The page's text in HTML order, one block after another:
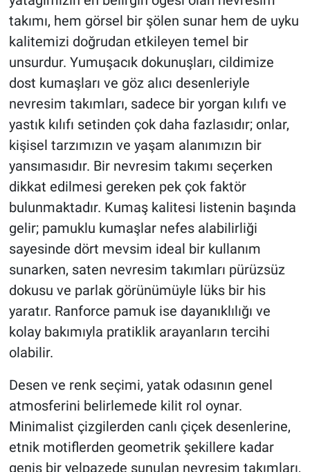
takımı, hem görsel bir şölen sunar hem de uyku
kalitemizi doğrudan etkileyen temel bir
unsurdur. Yumuşacık dokunuşları, cildimize
dost kumaşları ve göz alıcı desenleriyle
nevresim takımları, sadece bir yorgan kılıfı ve
yastık kılıfı setinden çok daha fazlasıdır; onlar,
kişisel tarzımızın ve yaşam alanımızın bir
yansımasıdır. Bir nevresim takımı seçerken
dikkat edilmesi gereken pek çok faktör
bulunmaktadır. Kumaş kalitesi listenin başında
gelir; pamuklu kumaşlar nefes alabilirliği
sayesinde dört mevsim ideal bir kullanım
sunarken, saten nevresim takımları pürüzsüz
dokusu ve parlak görünümüyle lüks bir his
yaratır. Ranforce pamuk ise dayanıklılığı ve
kolay bakımıyla pratiklik arayanların tercihi
olabilir.
Desen ve renk seçimi, yatak odasının genel
atmosferini belirlemede kilit rol oynar.
Minimalist çizgilerden canlı çiçek desenlerine,
etnik motiflerden geometrik şekillere kadar
geniş bir yelpazede sunulan nevresim takımları,